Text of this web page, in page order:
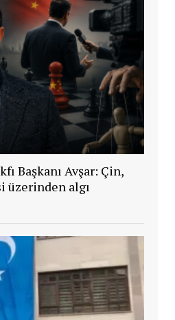
Başkanı Avşar: Çin,
üzerinden algı